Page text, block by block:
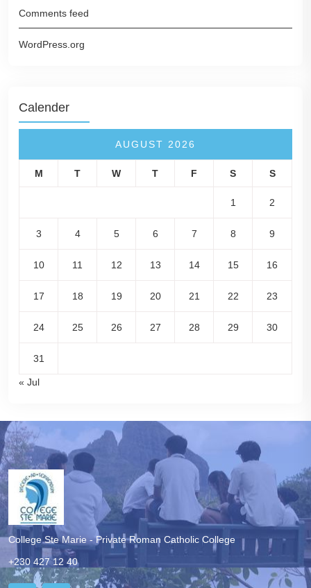
Comments feed
WordPress.org
Calender
AUGUST 2026
M T W T F S S
1 2
3 4 5 6 7 8 9
10 11 12 13 14 15 16
17 18 19 20 21 22 23
24 25 26 27 28 29 30
31
« Jul
College Ste Marie - Private Roman Catholic College
+230 427 12 40